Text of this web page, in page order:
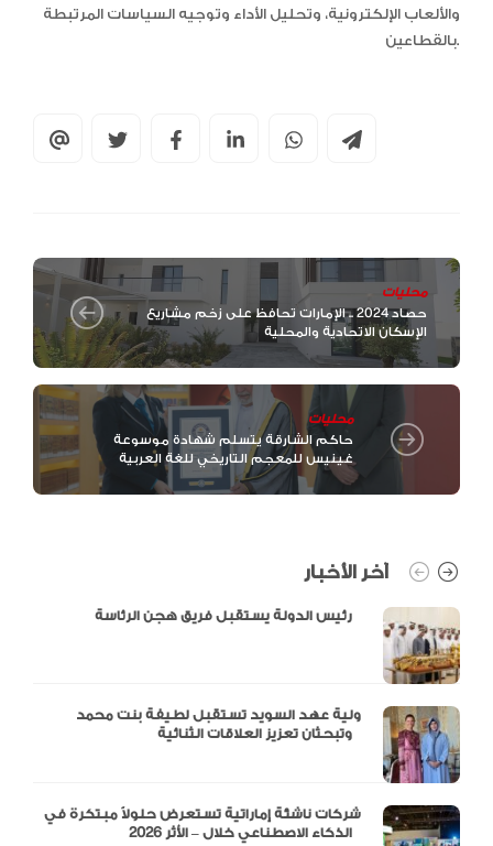
والألعاب الإلكترونية، وتحليل الأداء وتوجيه السياسات المرتبطة
بالقطاعين.
محليات
حصاد 2024 .. الإمارات تحافظ على زخم مشاريع
الإسكان الاتحادية والمحلية
محليات
حاكم الشارقة يتسلم شهادة موسوعة
غينيس للمعجم التاريخي للغة العربية
آخر الأخبار
ولية عهد السويد تستقبل لطيفة بنت محمد
شركات ناشئة إماراتية تستعرض حلولاً مبتكرة في